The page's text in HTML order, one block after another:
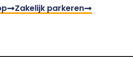
Zakelijk parkeren